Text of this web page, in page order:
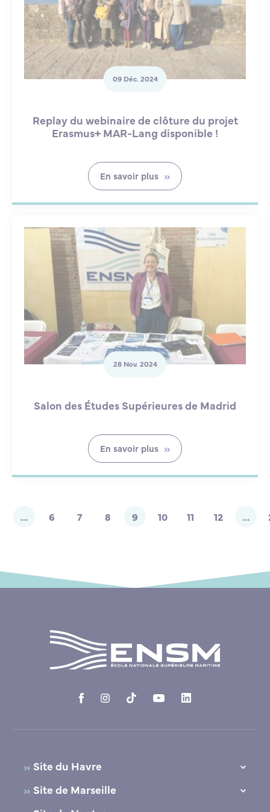
09 Déc. 2024
Replay du webinaire de clôture du projet
Erasmus+ MAR-Lang disponible !
En savoir plus
28 Nov. 2024
Salon des Études Supérieures de Madrid
En savoir plus
… 6 7 8 9 10 11 12 …
Site du Havre
10, Quai Frissard
76600 Le Havre
Site de Marseille
39, avenue du Corail